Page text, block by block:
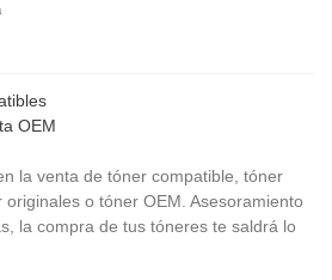
OEM
la venta de tóner compatible, tóner
o tóner OEM. Asesoramiento
la compra de tus tóneres te saldrá lo